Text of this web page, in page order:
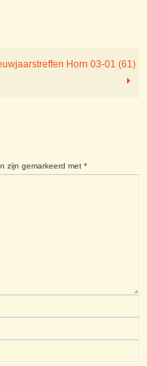
Horn 03-01 (61)
zijn gemarkeerd met *